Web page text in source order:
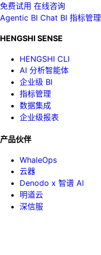
免费试用 在线咨询
Agentic BI Chat BI 指标管理
HENGSHI SENSE
HENGSHI CLI
AI 分析智能体
企业级 BI
指标管理
数据集成
企业级报表
产品伙伴
WhaleOps
云器
Denodo x 智谱 AI
明道云
深信服